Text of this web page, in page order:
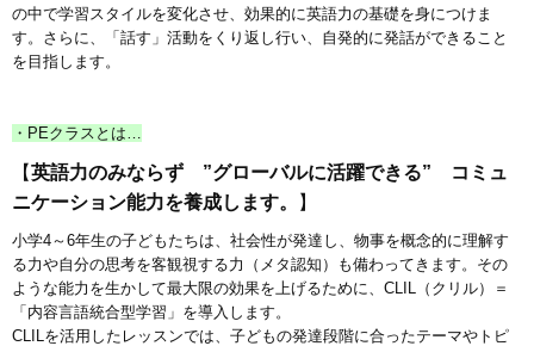
の中で学習スタイルを変化させ、効果的に英語力の基礎を身につけま
す。さらに、「話す」活動をくり返し行い、自発的に発話ができること
を目指します。
・PEクラスとは…
【英語力のみならず ”グローバルに活躍できる” コミュ
ニケーション能力を養成します。
】
小学4～6年生の子どもたちは、社会性が発達し、物事を概念的に理解す
る力や自分の思考を客観視する力（メタ認知）も備わってきます。その
ような能力を生かして最大限の効果を上げるために、CLIL（クリル）＝
「内容言語統合型学習」を導入します。
CLILを活用したレッスンでは、子どもの発達段階に合ったテーマやトピ